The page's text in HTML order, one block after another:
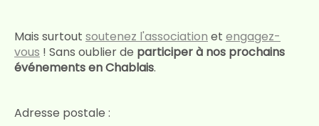
Mais surtout soutenez l'association et engagez-
vous ! Sans oublier de participer à nos prochains
événements en Chablais.
Adresse postale :